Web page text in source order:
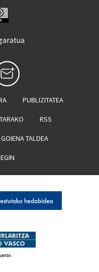
PUBLIZITATEA
RSS
GOIENA TALDEA